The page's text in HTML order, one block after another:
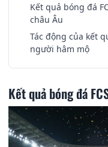
Kết quả bóng đá
châu Âu
Tác động của kết
người hâm mộ
Kết quả bóng đá